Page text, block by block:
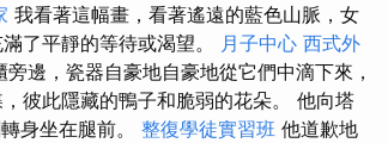
我看著這幅畫，看著遙遠的藍色山脈，女
了平靜的等待或渴望。
月子中心 西式外
旁邊，瓷器自豪地自豪地從它們中滴下來，
彼此隱藏的鴨子和脆弱的花朵。 他向塔
身坐在腿前。 整復學徒實習班 他道歉地